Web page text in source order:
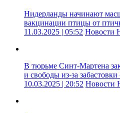
Нидерланды начинают
вакцинации птицы от
11.03.2025 | 05:52 Новости
В тюрьме Синт-Мартена
и свободы из-за
10.03.2025 | 20:52 Новости